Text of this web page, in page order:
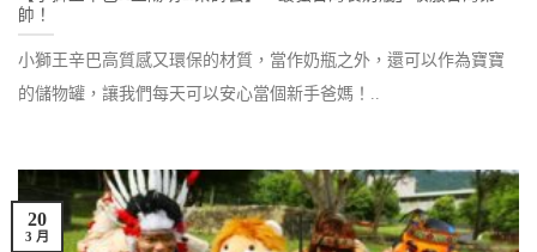
帥！
小獅王辛巴高質感又環保的材質，當作奶瓶之外，還可以作為寶寶
的儲物罐，讓我們每天可以安心當個新手爸媽！..
20
3 月